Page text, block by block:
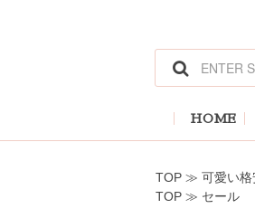
HOME
TOP ≫ 可愛い
TOP ≫ セール